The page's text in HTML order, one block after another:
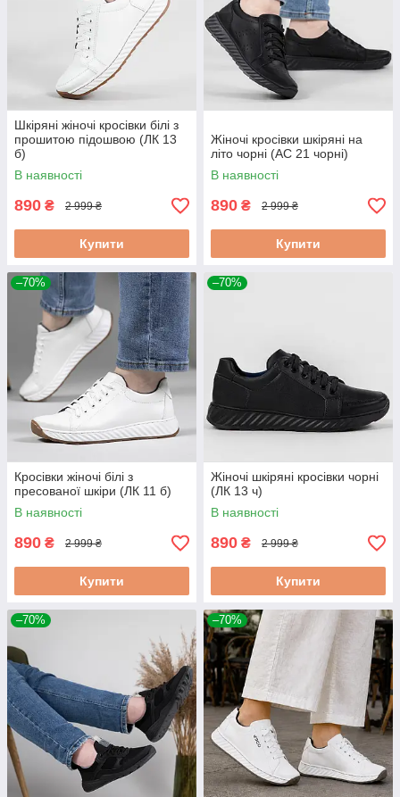
Шкіряні жіночі кросівки білі з
прошитою підошвою (ЛК 13
б)
В наявності
890 ₴ 2 999 ₴
Купити
Жіночі кросівки шкіряні на
літо чорні (АС 21 чорні)
В наявності
890 ₴ 2 999 ₴
Купити
–70%
Кросівки жіночі білі з
пресованої шкіри (ЛК 11 б)
В наявності
890 ₴ 2 999 ₴
Купити
–70%
Жіночі шкіряні кросівки чорні
(ЛК 13 ч)
В наявності
890 ₴ 2 999 ₴
Купити
–70% –70%